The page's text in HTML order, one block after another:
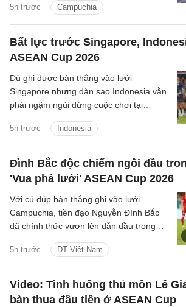
5h trước Campuchia
thời tin rằng thầy trò HLV Kim Sang Sik
đủ sức góp mặt ở trận chung kết.
Bất lực trước Singapore,
ASEAN Cup 2026
5h trước Indonesia
Dù ghi được bàn thắng vào lưới
Singapore nhưng dàn sao Indonesia vẫn
phải ngậm ngùi dừng cuộc chơi tại
bảng A.
Đình Bắc độc chiếm ngôi đầu
'Vua phá lưới' ASEAN Cup 2026
5h trước ĐT Việt Nam
Với cú đúp bàn thắng ghi vào lưới
Campuchia, tiền đạo Nguyễn Đình Bắc
đã chính thức vươn lên dẫn đầu trong
Video: Tình huống thủ môn Lê
bàn thua đầu tiên ở ASEAN Cup